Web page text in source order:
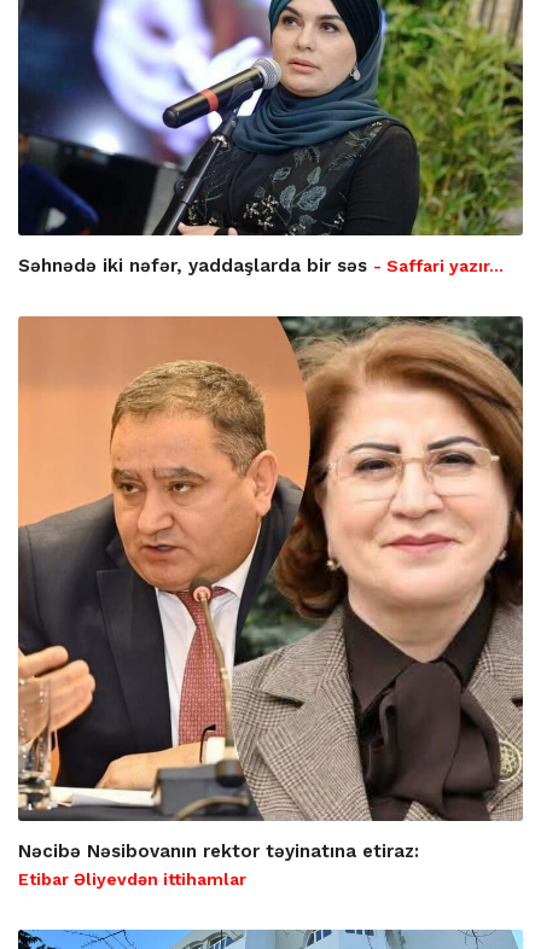
Səhnədə iki nəfər, yaddaşlarda bir səs - Saffari yazır…
Nəcibə Nəsibovanın rektor təyinatına etiraz:
Etibar Əliyevdən ittihamlar